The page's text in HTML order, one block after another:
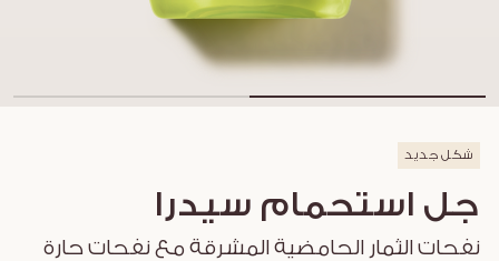
شكل جديد
جل استحمام سيدرا
نفحات الثمار الحامضية المشرقة مع نفحات حارة